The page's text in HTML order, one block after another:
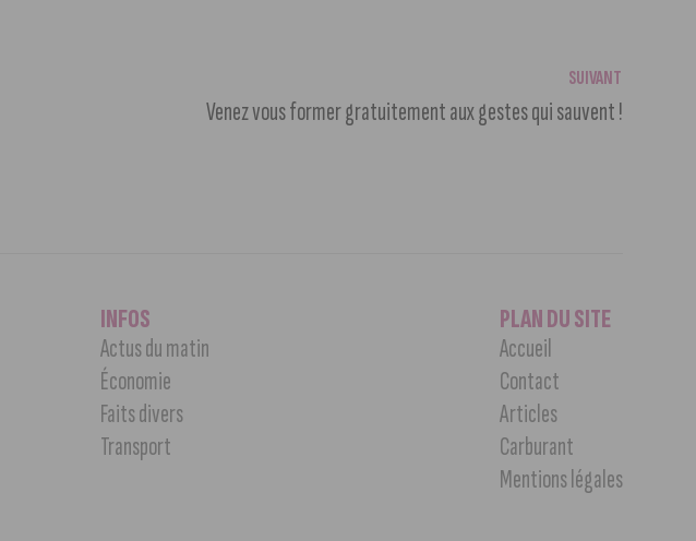
SUIVANT
Venez vous former gratuitement aux gestes qui sauvent !
INFOS
Actus du matin
Économie
Faits divers
Transport
PLAN DU SITE
Accueil
Contact
Articles
Carburant
Mentions légales